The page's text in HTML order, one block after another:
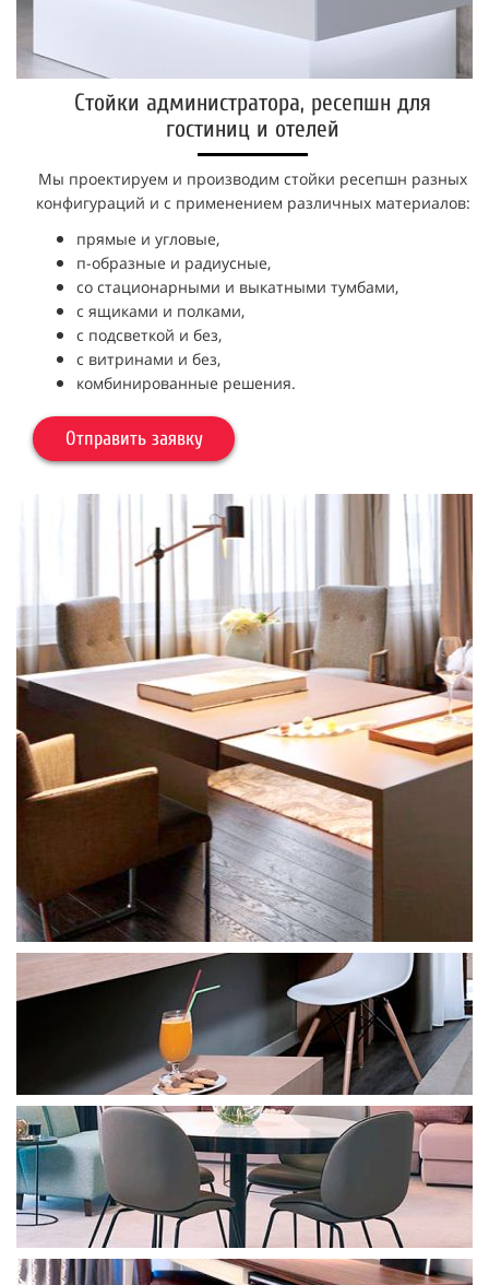
Стойки администратора, ресепшн для
гостиниц и отелей
Мы проектируем и производим стойки ресепшн разных
конфигураций и с применением различных материалов:
прямые и угловые,
п-образные и радиусные,
со стационарными и выкатными тумбами,
с ящиками и полками,
с подсветкой и без,
с витринами и без,
комбинированные решения.
Отправить заявку